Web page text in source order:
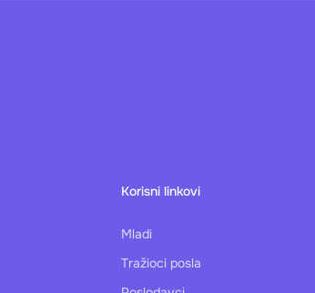
Korisni linkovi
Mladi
Tražioci posla